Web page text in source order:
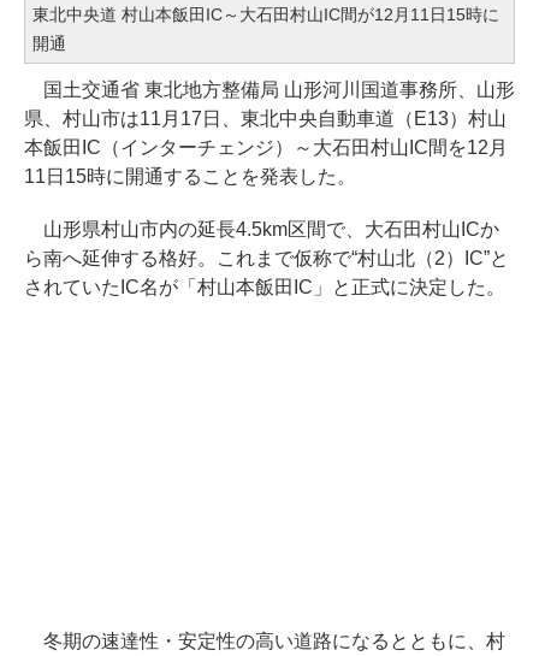
東北中央道 村山本飯田IC～大石田村山IC間が12月11日15時に
開通
国土交通省 東北地方整備局 山形河川国道事務所、山形
県、村山市は11月17日、東北中央自動車道（E13）村山
本飯田IC（インターチェンジ）～大石田村山IC間を12月
11日15時に開通することを発表した。
山形県村山市内の延長4.5km区間で、大石田村山ICか
ら南へ延伸する格好。これまで仮称で“村山北（2）IC”と
されていたIC名が「村山本飯田IC」と正式に決定した。
冬期の速達性・安定性の高い道路になるとともに、村